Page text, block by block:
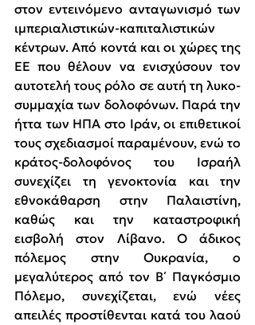
στον εντεινόμενο ανταγωνισμό των
ιμπεριαλιστικών-καπιταλιστικών
κέντρων. Από κοντά και οι χώρες της
ΕΕ που θέλουν να ενισχύσουν τον
αυτοτελή τους ρόλο σε αυτή τη λυκο-
συμμαχία των δολοφόνων. Παρά την
ήττα των ΗΠΑ στο Ιράν, οι επιθετικοί
τους σχεδιασμοί παραμένουν, ενώ το
κράτος-δολοφόνος του Ισραήλ
συνεχίζει τη γενοκτονία και την
εθνοκάθαρση στην Παλαιστίνη,
καθώς και την καταστροφική
εισβολή στον Λίβανο. Ο άδικος
πόλεμος στην Ουκρανία, ο
μεγαλύτερος από τον Β΄ Παγκόσμιο
Πόλεμο, συνεχίζεται, ενώ νέες
απειλές προστίθενται κατά του λαού